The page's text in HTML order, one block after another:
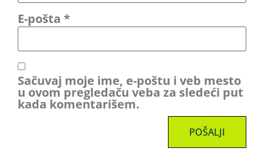
E-pošta *
Sačuvaj moje ime, e-poštu i veb mesto
u ovom pregledaču veba za sledeći put
kada komentarišem.